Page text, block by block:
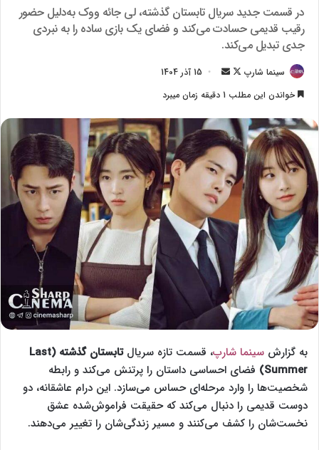
در قسمت جدید سریال تابستان گذشته، لی جائه ووک به‌دلیل حضور
رقیب قدیمی حسادت می‌کند و فضای یک بازی ساده را به نبردی
جدی تبدیل می‌کند.
سینما شارپ
F
l
o
w
o
n
X
ا
ل
ی
م
ی
ل
15 آذر 1404
خواندن این مطلب 1 دقیقه زمان میبرد
به گزارش سینما شارپ، قسمت تازه سریال
تابستان گذشته (Last
Summer) فضای احساسی داستان را پرتنش می‌کند و رابطه
شخصیت‌ها را وارد مرحله‌ای حساس می‌سازد. این درام عاشقانه، دو
دوست قدیمی را دنبال می‌کند که حقیقت فراموش‌شده عشق
نخست‌شان را کشف می‌کنند و مسیر زندگی‌شان را تغییر می‌دهند.